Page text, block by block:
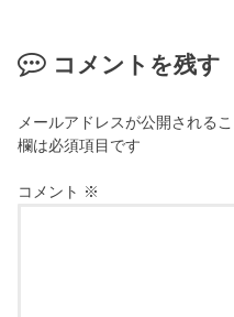
コメントを残す
メールアドレスが公開される
欄は必須項目です
コメント ※